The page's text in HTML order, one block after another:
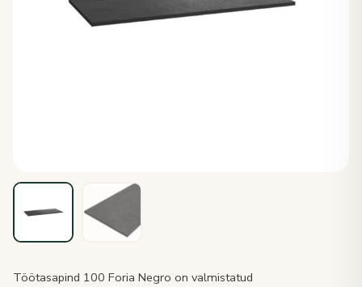
Töötasapind 100 Foria Negro on valmistatud